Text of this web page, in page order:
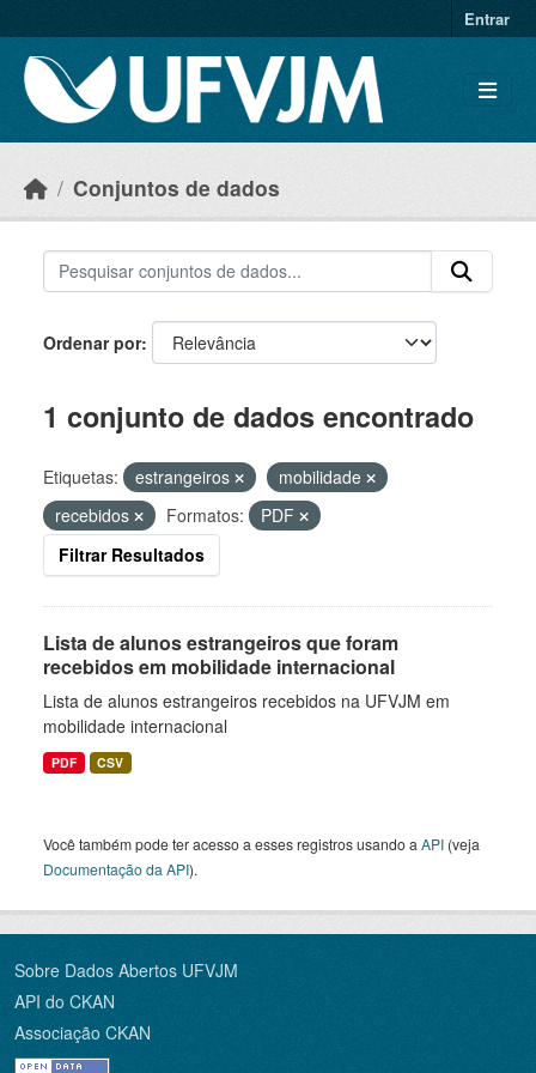
Entrar
Conjuntos de dados
Ordenar por
1 conjunto de dados encontrado
Etiquetas: estrangeiros
mobilidade
recebidos
Formatos:
PDF
Filtrar Resultados
Lista de alunos estrangeiros que foram
recebidos em mobilidade internacional
Lista de alunos estrangeiros recebidos na UFVJM em
mobilidade internacional
PDF CSV
Você também pode ter acesso a esses registros usando a API (veja
Documentação da API).
Sobre Dados Abertos UFVJM
API do CKAN
Associação CKAN